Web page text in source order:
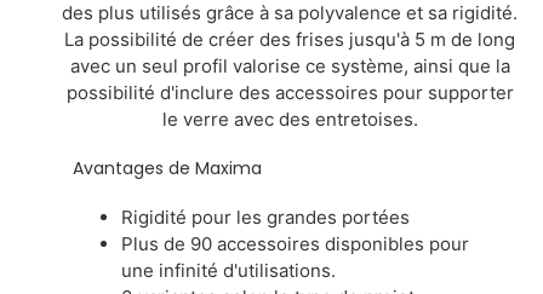
des plus utilisés grâce à sa polyvalence et sa rigidité.
La possibilité de créer des frises jusqu'à 5 m de long
avec un seul profil valorise ce système, ainsi que la
possibilité d'inclure des accessoires pour supporter
le verre avec des entretoises.
Avantages de Maxima
Rigidité pour les grandes portées
Plus de 90 accessoires disponibles pour
une infinité d'utilisations.